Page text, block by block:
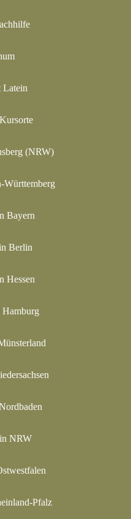
Latein
(NRW)
Württemberg
Bayern
Berlin
Hessen
NRW
Pfalz